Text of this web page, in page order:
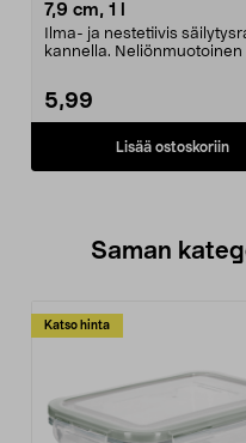
7,9 cm, 1 l
Ilma- ja nestetiivis
kannella. Neliönmuotoinen
5,99
Lisää ostoskoriin
Saman
Katso hinta